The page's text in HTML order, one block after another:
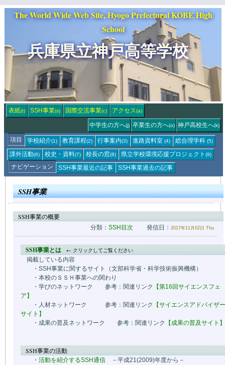
The World Wide Web Site, Hyogo Prefectural KOBE High
School
兵庫県立神戸高等学校
表紙(t) SSH事業(s) 国際交流事業(c) アクセス(a)
神戸高校生へ(k)
卒業生の方へ(o)
中学生の方へ(j)
項目 学校紹介(1) 教育課程(2) 行事案内(3) 進路資料室(4) 総合理学科(5)
課外活動(6) 校史・資料(7) 校長の窓(8) 県立学校環境応援プロジェクト(9)
ナビゲーション SSH事業最近の記事 SSH事業過去の記事
SSH事業
SSH事業の概要
分類：SSH目次発信日：2017年11月02日 Thu
SSH事業とは← クリックしてご覧ください
掲載している内容
・SSH事業に関するサイト（文部科学省・科学技術振興機構）
・本校のＳＳＨ事業への関わり
・学びのネットワーク 参考：関連リンク【第16回サイエンスフェ
ア】
・人材ネットワーク 参考：関連リンク【サイエンスアドバイザ
サイト】
・成果の普及ネットワーク 参考：関連リンク【成果の普及サイト
SSH事業の活動
・活動を紹介するSSH通信－平成21(2009)年度から－